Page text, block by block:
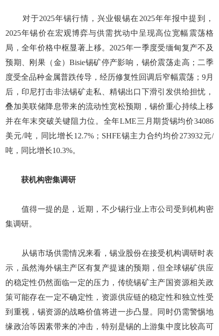
对于2025年锡行情，兴业银锡在2025年年报中提到，
2025年锡价在宏观博弈与供需扰动中呈现高位宽幅震荡格
局，全年价格中枢显著上移。2025年一季度受缅甸复产不及
预期、刚果（金）Bisie锡矿停产影响，锡价震荡走高；二季
度受全品种金属普跌传导，经历修复性回调后窄幅震荡；9月
后，印尼打击非法锡矿走私、精锡出口下滑引发供给担忧，
叠加美联储降息带来的流动性宽松预期，锡价重心持续上移
并在年末突破关键阻力位。全年LME三月期货锡均价34086
美元/吨，同比增长12.7%；SHFE锡主力合约均价273932元/
吨，同比增长10.3%。
获机构密集调研
值得一提的是，近期，不少锡行业上市公司受到机构密
集调研。
从锡市场供需情况来看，锡业股份在接受机构调研时表
示，虽然海外锡主产区有复产提速的预期，但全球锡矿供应
的稳定性仍然面临一定的压力，传统锡矿主产国资源相关政
策可能存在一定不确定性，资源供应链的稳定性和独立性受
到重视，锡资源的战略价值将进一步凸显。同时仍需警惕地
缘政治等因素带来的冲击，特别是锡的上游集中度比较高可